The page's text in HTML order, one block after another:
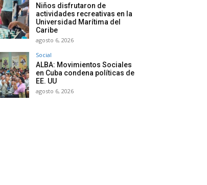
Niños disfrutaron de
actividades recreativas en la
Universidad Marítima del
Caribe
agosto 6, 2026
Social
ALBA: Movimientos Sociales
en Cuba condena políticas de
EE. UU
agosto 6, 2026